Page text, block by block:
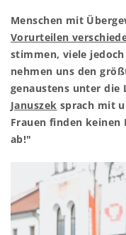
Menschen mit
Vorurteilen
stimmen, viele
nehmen uns den
genaustens unter die
Januszek sprach mit
Frauen finden keinen
ab!"